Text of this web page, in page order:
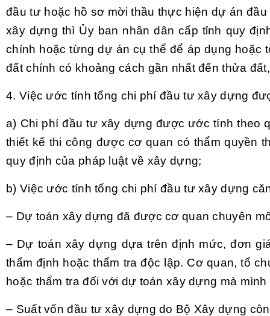
đầu tư hoặc hồ sơ mời thầu thực hiện dự án
xây dựng thì Ủy ban nhân dân cấp tỉnh quy
chính hoặc từng dự án cụ thể để áp dụng
đất chính có khoảng cách gần nhất đến thửa
4. Việc ước tính tổng chi phí đầu tư xây dựng
a) Chi phí đầu tư xây dựng được ước tính theo
thiết kế thi công được cơ quan có thẩm quyền
quy định của pháp luật về xây dựng;
b) Việc ước tính tổng chi phí đầu tư xây dựng
– Dự toán xây dựng đã được cơ quan chuyên
– Dự toán xây dựng dựa trên định mức, đơn
thẩm định hoặcthẩm tra độc lập. Cơ quan, tổ
hoặc thẩm tra đối với dự toán xây dựng mà
– Suất vốn đầu tư xây dựng do Bộ Xây dựng